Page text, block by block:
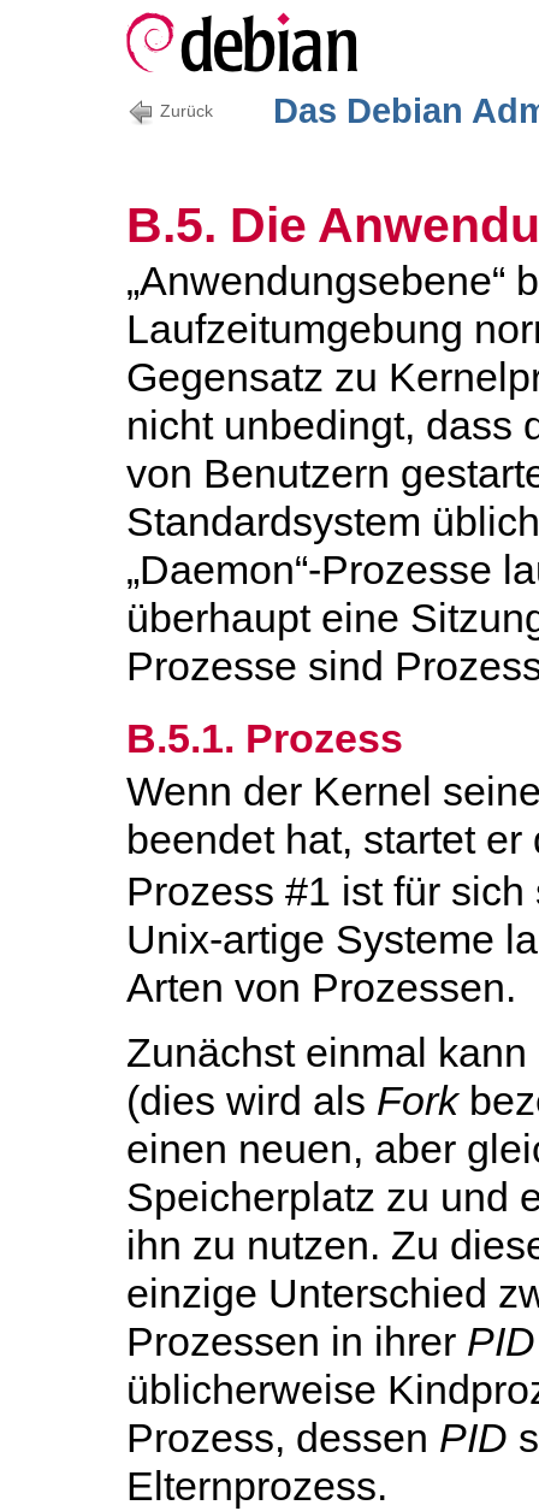
Zurück Das Debian
B.5. Die
„Anwendungsebene“
Laufzeitumgebung
Gegensatz zu
nicht unbedingt, dass
von Benutzern
Standardsystem
„Daemon“-Prozesse
überhaupt eine
Prozesse sind
B.5.1. Prozess
Wenn der Kernel
beendet hat, startet
Prozess #1 ist für
Unix-artige Systeme
Arten von Prozessen.
Zunächst einmal
(dies wird als Fork
einen neuen, aber
Speicherplatz zu und
ihn zu nutzen. Zu
einzige Unterschied
Prozessen in ihrer PID
üblicherweise
Prozess, dessen PID
Elternprozess.